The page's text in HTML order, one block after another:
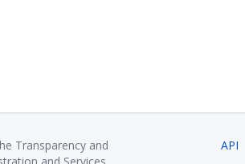
Transparency and
API